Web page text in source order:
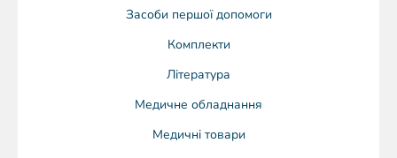
Засоби першої допомоги
Комплекти
Література
Медичне обладнання
Медичні товари